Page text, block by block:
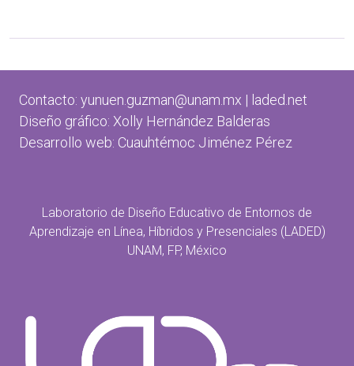
Contacto: yunuen.guzman@unam.mx | laded.net
Diseño gráfico: Xolly Hernández Balderas
Desarrollo web: Cuauhtémoc Jiménez Pérez
Laboratorio de Diseño Educativo de Entornos de
Aprendizaje en Línea, Híbridos y Presenciales (LADED)
UNAM, FP, México